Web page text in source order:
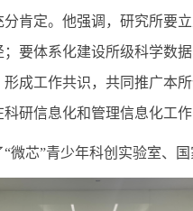
肯定。他强调，研究所要
要体系化建设所级科学数
成工作共识，共同推广本
研信息化和管理信息化工作
“微芯”青少年科创实验室、国